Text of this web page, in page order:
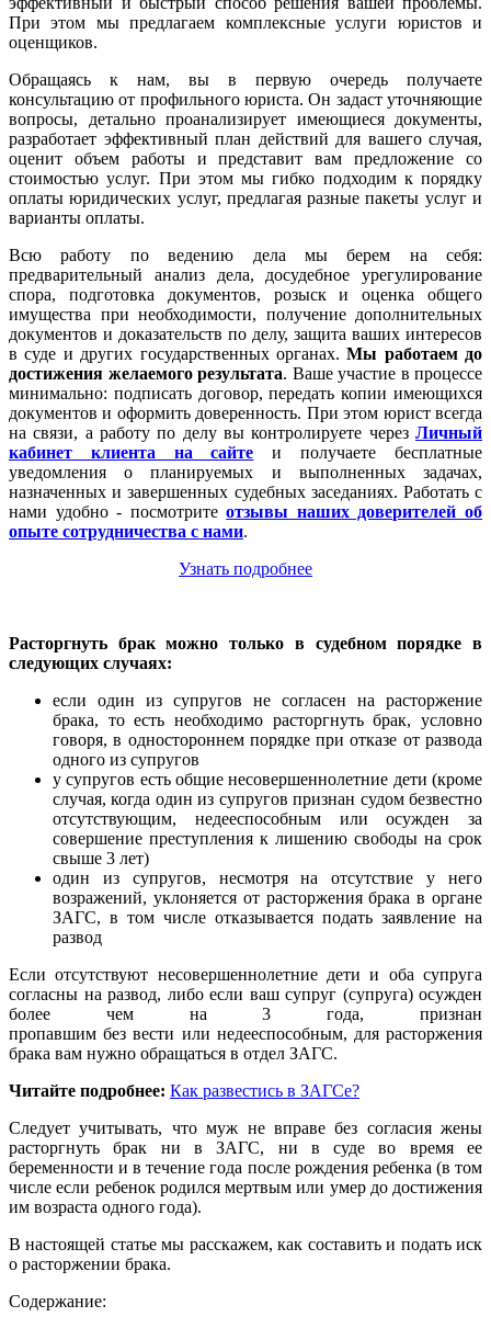
При этом мы предлагаем комплексные услуги юристов и
оценщиков.
Обращаясь к нам, вы в первую очередь получаете
консультацию от профильного юриста. Он задаст уточняющие
вопросы, детально проанализирует имеющиеся документы,
разработает эффективный план действий для вашего случая,
оценит объем работы и представит вам предложение со
стоимостью услуг. При этом мы гибко подходим к порядку
оплаты юридических услуг, предлагая разные пакеты услуг и
варианты оплаты.
Всю работу по ведению дела мы берем на себя:
предварительный анализ дела, досудебное урегулирование
спора, подготовка документов, розыск и оценка общего
имущества при необходимости, получение дополнительных
документов и доказательств по делу, защита ваших интересов
в суде и других государственных органах.Мы работаем до
достижения желаемого результата. Ваше участие в процессе
минимально: подписать договор, передать копии имеющихся
документов и оформить доверенность. При этом юрист всегда
на связи, а работу по делу вы контролируете через Личный
кабинет клиента на сайте и получаете бесплатные
уведомления о планируемых и выполненных задачах,
назначенных и завершенных судебных заседаниях. Работать с
нами удобно - посмотритеотзывы наших доверителей об
опыте сотрудничества с нами.
Узнать подробнее
Расторгнуть брак можно только в судебном порядке в
следующих случаях:
если один из супругов не согласен на расторжение
брака, то есть необходимо расторгнуть брак, условно
говоря, в одностороннем порядке при отказе от развода
одного из супругов
у супругов есть общие несовершеннолетние дети (кроме
случая, когда один из супругов признан судом безвестно
отсутствующим, недееспособным или осужден за
совершение преступления к лишению свободы на срок
свыше 3 лет)
один из супругов, несмотря на отсутствие у него
возражений, уклоняется от расторжения брака в органе
ЗАГС, в том числе отказывается подать заявление на
развод
Если отсутствуют несовершеннолетние дети и оба супруга
согласны на развод, либо если ваш супруг (супруга) осужден
более чем на 3 года, признан
пропавшим без вести или недееспособным, для расторжения
брака вам нужно обращаться в отдел ЗАГС.
Читайте подробнее: Как развестись в ЗАГСе?
Следует учитывать, что муж не вправе без согласия жены
расторгнуть брак ни в ЗАГС, ни в суде во время ее
беременности и в течение года после рождения ребенка (в том
числе если ребенок родился мертвым или умер до достижения
им возраста одного года).
В настоящей статье мы расскажем, как составить и подать иск
о расторжении брака.
Содержание: